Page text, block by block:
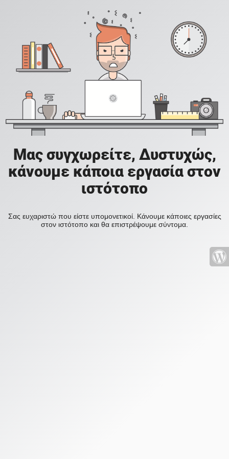
Μας συγχωρείτε, Δυστυχώς,
κάνουμε κάποια εργασία στον
ιστότοπο
Σας ευχαριστώ που είστε υπομονετικοί. Κάνουμε κάποιες εργασίες
στον ιστότοπο και θα επιστρέψουμε σύντομα.